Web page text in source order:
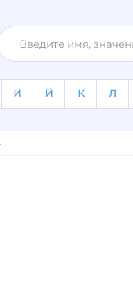
И Й К Л